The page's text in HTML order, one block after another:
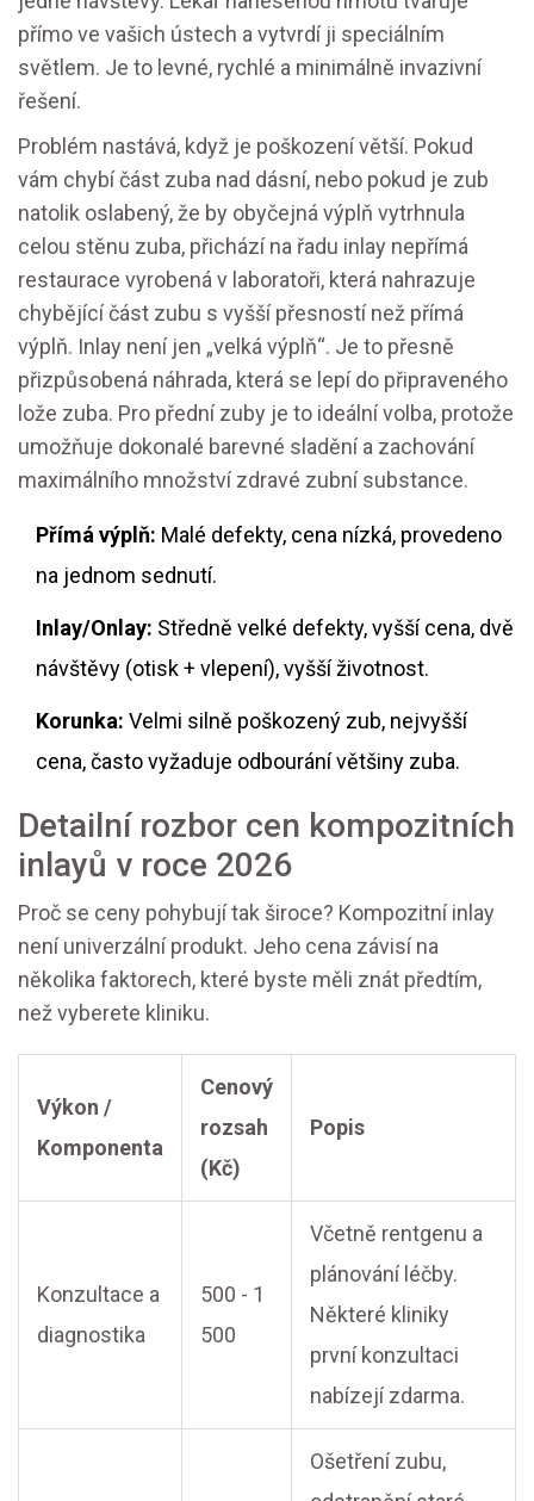
přímo ve vašich ústech a vytvrdí ji speciálním
světlem. Je to levné, rychlé a minimálně invazivní
řešení.
Problém nastává, když je poškození větší. Pokud
vám chybí část zuba nad dásní, nebo pokud je zub
natolik oslabený, že by obyčejná výplň vytrhnula
celou stěnu zuba, přichází na řadu inlay nepřímá
restaurace vyrobená v laboratoři, která nahrazuje
chybějící část zubu s vyšší přesností než přímá
výplň. Inlay není jen „velká výplň“. Je to přesně
přizpůsobená náhrada, která se lepí do připraveného
lože zuba. Pro přední zuby je to ideální volba, protože
umožňuje dokonalé barevné sladění a zachování
maximálního množství zdravé zubní substance.
Přímá výplň: Malé defekty, cena nízká, provedeno
na jednom sednutí.
Inlay/Onlay: Středně velké defekty, vyšší cena, dvě
návštěvy (otisk + vlepení), vyšší životnost.
Korunka: Velmi silně poškozený zub, nejvyšší
cena, často vyžaduje odbourání většiny zuba.
Detailní rozbor cen kompozitních
inlayů v roce 2026
Proč se ceny pohybují tak široce? Kompozitní inlay
není univerzální produkt. Jeho cena závisí na
několika faktorech, které byste měli znát předtím,
než vyberete kliniku.
Výkon /
Komponenta
Cenový
rozsah
(Kč)
Popis
Konzultace a
diagnostika
500 - 1
500
Včetně rentgenu a
plánování léčby.
Některé kliniky
první konzultaci
nabízejí zdarma.
Ošetření zubu,